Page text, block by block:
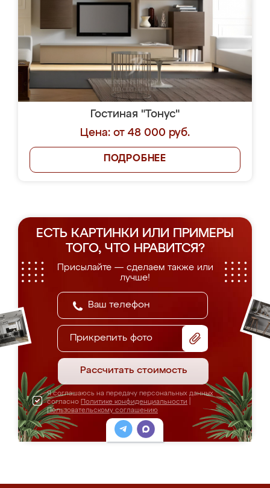
Гостиная "Тонус"
Цена: от 48 000 руб.
ПОДРОБНЕЕ
ЕСТЬ КАРТИНКИ ИЛИ ПРИМЕРЫ
ТОГО, ЧТО НРАВИТСЯ?
Присылайте — сделаем также или
лучше!
Прикрепить фото
Рассчитать стоимость
Я соглашаюсь на передачу персональных данных
согласно Политике конфиденциальности
Пользовательскому соглашению